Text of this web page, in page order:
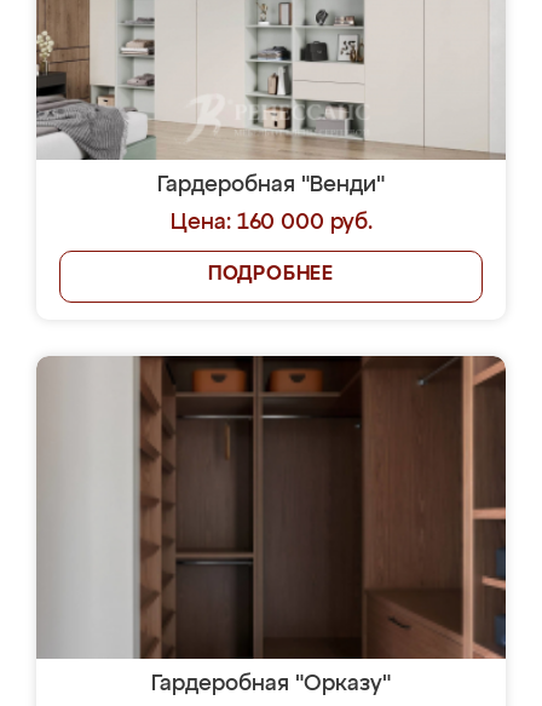
Гардеробная "Венди"
Цена: 160 000 руб.
ПОДРОБНЕЕ
Гардеробная "Орказу"